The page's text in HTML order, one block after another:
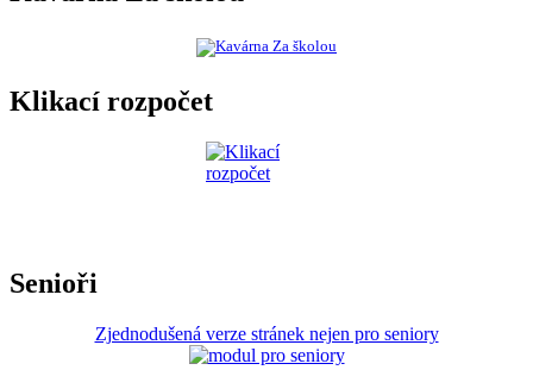
Klikací rozpočet
Senioři
Zjednodušená verze stránek nejen pro seniory